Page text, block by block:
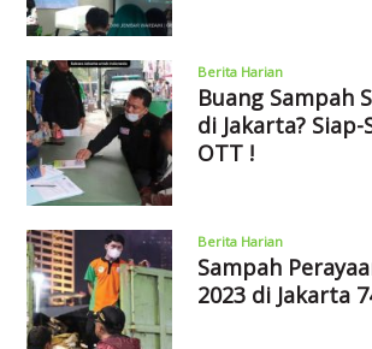
Berita Harian
Buang Sampah
di Jakarta? Siap-
OTT !
Berita Harian
Sampah
2023 di Jakarta